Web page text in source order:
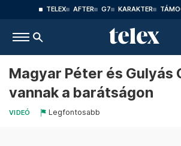
TELEX AFTER G7 KARAKTER
Magyar Péter és Gulyás
vannak a barátságon
VIDEÓ Legfontosabb